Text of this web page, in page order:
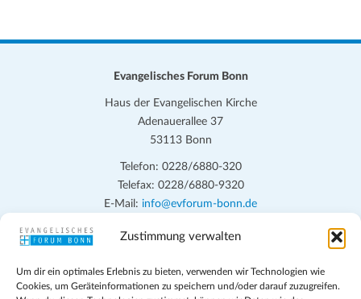
Zustimmung verwalten
Um dir ein optimales Erlebnis zu bieten, verwenden wir Technologien wie
Cookies, um Geräteinformationen zu speichern und/oder darauf zuzugreifen.
Evangelisches Forum Bonn
Haus der Evangelischen Kirche
Adenauerallee 37
53113 Bonn
Telefon: 0228/6880-320
Telefax: 0228/6880-9320
E-Mail: info@evforum-bonn.de
Das Evangelische Forum Bonn will in seinen zentralen
persönlichen, beruflichen, kirchlichen und öffentlichen Lebens
eingehen, zu offener Begegnung und ehrlicher Auseinandersetzung